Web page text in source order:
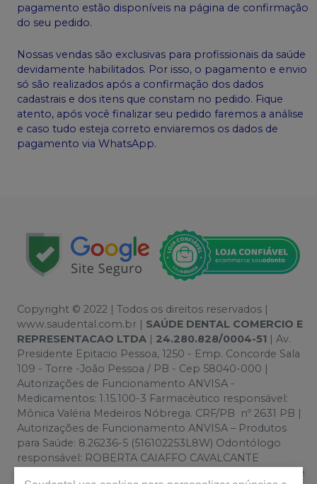
pagamento estão disponíveis na página de confirmação
do seu pedido.
Nossas vendas são exclusivas para profissionais da saúde
devidamente habilitados. Por isso, o pagamento e envio
só são realizados após a confirmação dos dados
cadastrais e dos itens que constam no pedido. Fique
atento, após você finalizar seu pedido faremos a análise
e caso tudo esteja correto enviaremos os dados de
pagamento via WhatsApp.
Copyright © 2022 | Todos os direitos reservados |
www.saudental.com.br | SAÚDE DENTAL COMERCIO E
REPRESENTACAO LTDA | 24.280.828/0004-51 | Av.
Presidente Epitacio Pessoa, 1250 - Emp. Concorde Sala
109 - Torre -João Pessoa / PB - Cep 58040-000 |
Autorizações de Funcionamento ANVISA -
Medicamentos: 1.15.100-3 Farmacêutico responsável:
Mônica Valéria Medeiros Nóbrega. CRF/PB nº 2631 PB |
Autorizações de Funcionamento ANVISA – Produtos
para Saúde: 8.26236-5 (516102253L8W) Odontólogo
responsável: ROBERTA CAIAFFO CAVALCANTE
ANDRADE. CRO/PB 2368 PB | Política de Privacidade e